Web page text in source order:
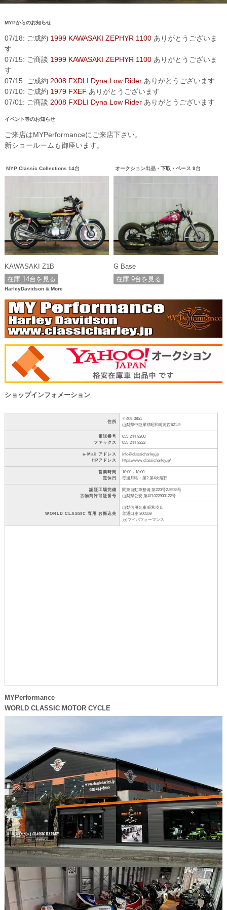
MYPからのお知らせ
07/18: ご成約 1999 KAWASAKI ZEPHYR 1100ありがとうございま
す
07/15: ご商談 1999 KAWASAKI ZEPHYR 1100ありがとうございま
す
07/15: ご成約 2008 FXDLI Dyna Low Riderありがとうございます
07/10: ご成約 1979 FXEF ありがとうございます
07/01: ご商談 2008 FXDLI Dyna Low Riderありがとうございます
イベント等のお知らせ
ご来店はMYPerformanceにご来店下さい。
新ショールームも御座います。
MYP Classic Collections 14台
KAWASAKI Z1B
在庫 14台を見る
オークション出品・下取・ベース 9台
G Base
在庫 9台を見る
HarleyDavidson & More
ショップインフォメーション
住所
〒409-3851
山梨県中巨摩郡昭和町河西621-9
電話番号
ファックス
055-244-8200
055-244-8222
e-Mail アドレス
HPアドレス
info@classicharley.jp
https://www.classicharley.jp/
営業時間
定休日
10:00～18:00
毎週月曜・第2 第4火曜日
認証工場完備
古物商許可証番号
関東自動車整備 第220号2-5938号
山梨県公安 第471022900122号
WORLD CLASSIC 専用 お振込先
山梨信用金庫 昭和支店
普通口座 200559
カ)マイパフォーマンス
MYPerformance
WORLD CLASSIC MOTOR CYCLE